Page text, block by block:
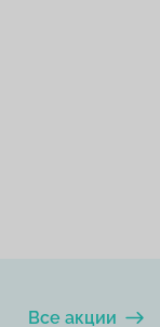
Все акции